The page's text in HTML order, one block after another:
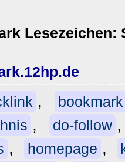
Lesezeichen:
,
bookmark
, do-follow
, homepage ,